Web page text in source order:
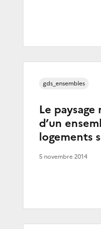
Le
d’un
logements
gds_ensembles
5 novembre 2014